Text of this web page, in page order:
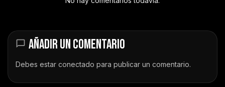
AÑADIR UN COMENTARIO
Debes estar conectado para publicar un comentario.